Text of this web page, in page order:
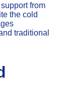
from
the cold
traditional